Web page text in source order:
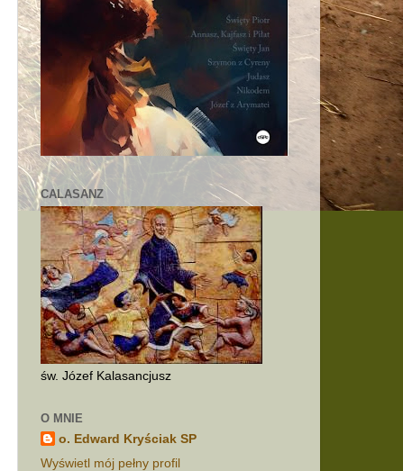
CALASANZ
św. Józef Kalasancjusz
O MNIE
o. Edward Kryściak SP
Wyświetl mój pełny profil